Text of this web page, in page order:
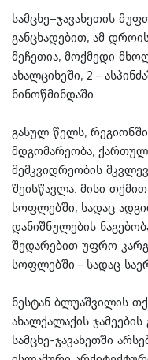
სამცხე–ჯავახეთის
განცხადებით, ამ
მეჩეთია, მოქმედი
ახალციხეში, 2 –
ნინოწმინდაში.
გასულ წელს,
მდგომარეობა,
მემკვიდრეობის
შეისწავლა. მისი
სოფლებში, სადაც
დანიშნულების
შედარებით უფრო კარგ
სოფლებში – სადაც
ნესტან ბლუაშვილის
ახალქალაქის
სამცხე-ჯავახეთში